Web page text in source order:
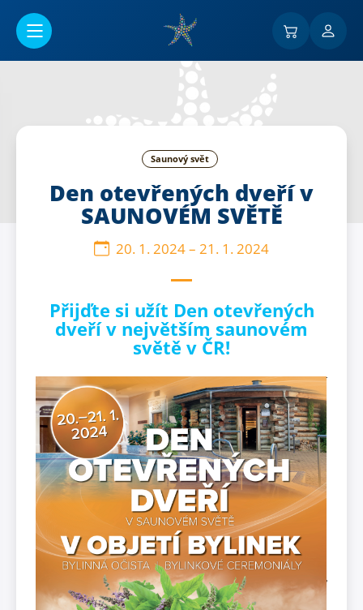
Saunový svět
Den otevřených dveří v
SAUNOVÉM SVĚTĚ
20. 1. 2024– 21. 1. 2024
Přijďte si užít Den otevřených
dveří v největším saunovém
světě v ČR!